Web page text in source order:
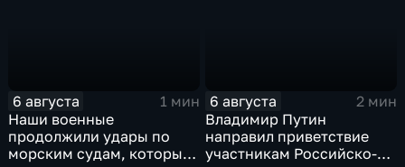
6 августа
1 мин
Наши военные
продолжили удары по
морским судам, которые
6 августа
2 мин
Владимир Путин
направил приветствие
участникам Российско-